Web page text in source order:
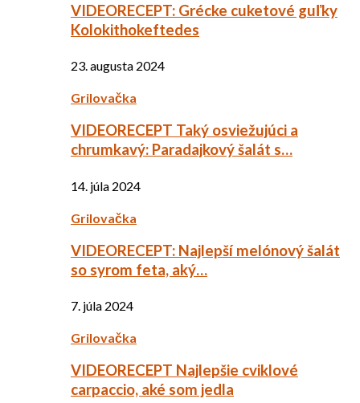
VIDEORECEPT: Grécke cuketové guľky
Kolokithokeftedes
23. augusta 2024
Grilovačka
VIDEORECEPT Taký osviežujúci a
chrumkavý: Paradajkový šalát s…
14. júla 2024
Grilovačka
VIDEORECEPT: Najlepší melónový šalát
so syrom feta, aký…
7. júla 2024
Grilovačka
VIDEORECEPT Najlepšie cviklové
carpaccio, aké som jedla